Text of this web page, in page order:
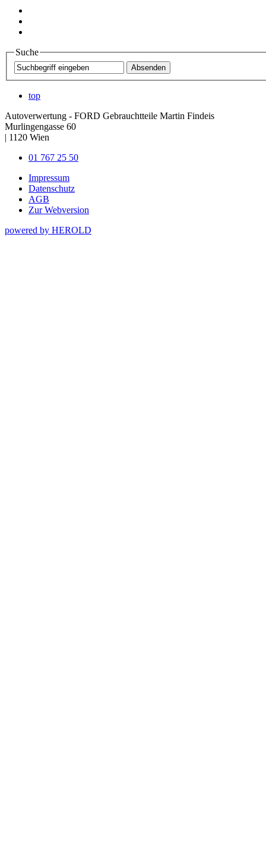
Suche
top
Autoverwertung - FORD Gebrauchtteile Martin Findeis
Murlingengasse 60
| 1120 Wien
01 767 25 50
Impressum
Datenschutz
AGB
Zur Webversion
powered by HEROLD